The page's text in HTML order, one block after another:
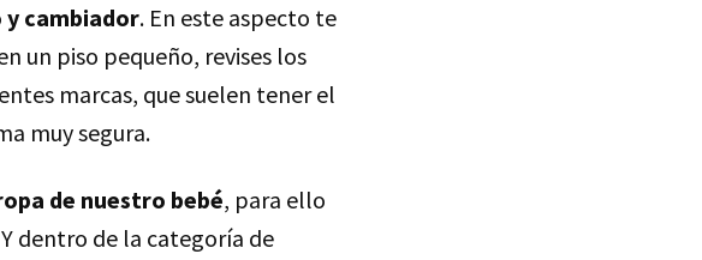
y cambiador. En este aspecto te
un piso pequeño, revises los
marcas, que suelen tener el
muy segura.
de nuestro bebé, para ello
dentro de la categoría de